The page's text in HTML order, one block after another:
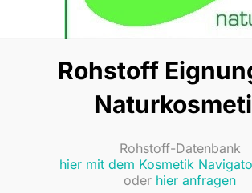
Naturkosmetik dient als transparenter,
Nachweis für nachhaltige Bio- und
Rohstoff
Rohstoff-Datenbank
hier mit dem Kosmetik
oder hier anfragen